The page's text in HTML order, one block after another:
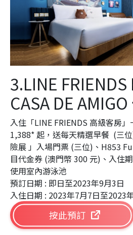
3.LINE FRIENDS
CASA DE
入住「LINE FRIENDS 高級客房
1,388* 起，送每天精選早餐 (三
險展 」入場門票 (三位)、H853
目代金券 (澳門幣 300 元)、入住
使用室內游泳池
預訂日期 : 即日至2023年9月3日
入住日期 : 2023年7月7日至2023
按此預訂